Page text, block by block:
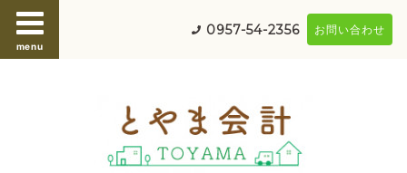
menu
0957-54-2356 お問い合わせ